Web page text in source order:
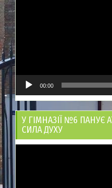
00:00
У ГІМНАЗІЇ №6 ПАНУЄ
СИЛА ДУХУ